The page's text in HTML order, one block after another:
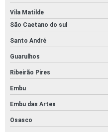
Vila Matilde
São Caetano do sul
Santo André
Guarulhos
Ribeirão Pires
Embu
Embu das Artes
Osasco